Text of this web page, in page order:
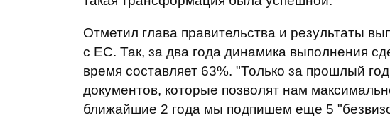
Отметил глава правительства и результаты
с ЕС. Так, за два года динамика выполнения
время составляет 63%. "Только за прошлый
документов, которые позволят нам
ближайшие 2 года мы подпишем еще 5